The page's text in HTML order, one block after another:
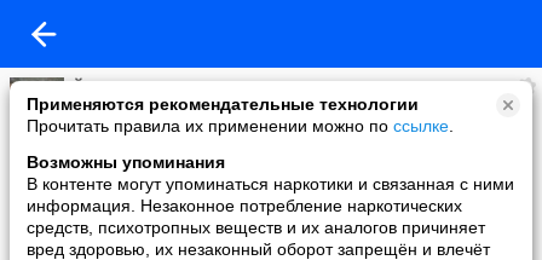
Применяются рекомендательные технологии
Прочитать правила их применении можно по ссылке
Возможны упоминания
В контенте могут упоминаться наркотики и связанная с ними
информация. Незаконное потребление наркотических
средств, психотропных веществ и их аналогов причиняет
вред здоровью, их незаконный оборот запрещён и влечёт
Йожик
added a photo
16 Jun в 16:28